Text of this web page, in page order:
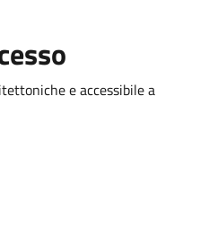
e accessibile a